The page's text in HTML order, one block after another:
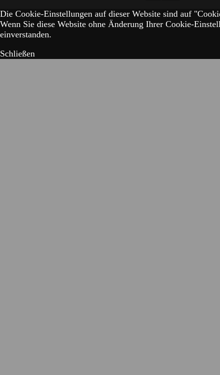
Die Cookie-Einstellungen auf dieser Website sind auf
Wenn Sie diese Website ohne Änderung Ihrer Cookie-
einverstanden.
Schließen